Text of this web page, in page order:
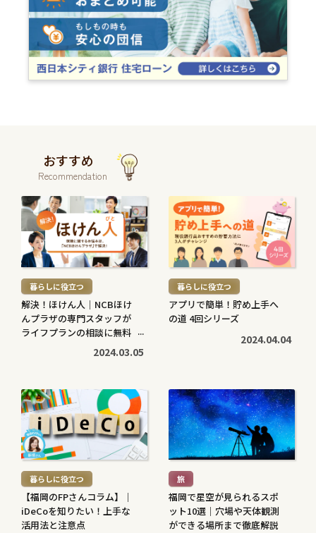
おすすめ
Recommendation
続
き
を
読
む
> 暮らしに役立つ
解決！ほけん人｜NCBほけ
んプラザの専門スタッフが
ライフプランの相談に無料
2024.03.05
続
き
を
読
む
> 暮らしに役立つ
アプリで簡単！貯め上手へ
の道 4回シリーズ
2024.04.04
続
き
を
読
む
> 暮らしに役立つ
【福岡のFPさんコラム】｜
iDeCoを知りたい！上手な
活用法と注意点
続
き
を
読
む
> 旅
福岡で星空が見られるスポ
ット10選｜穴場や天体観測
ができる場所まで徹底解説